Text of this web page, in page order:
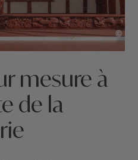
©
mesure à
de la